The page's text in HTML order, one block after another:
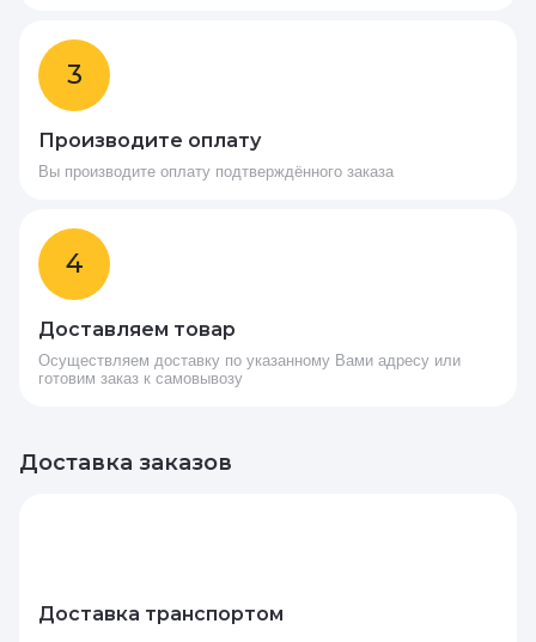
3
Производите оплату
Вы производите оплату подтверждённого заказа
4
Доставляем товар
Осуществляем доставку по указанному Вами адресу или
готовим заказ к самовывозу
Доставка заказов
Доставка транспортом